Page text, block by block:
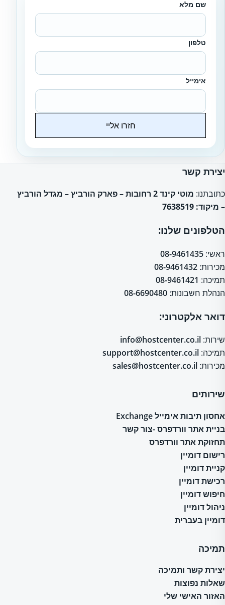
שם מלא
טלפון
אימייל
חזרו אליי
יצירת קשר
כתובתנו:
מוטי קינד 2 רחובות – פארק הורביץ – מגדל הורביץ
– מיקוד: 7638519
הטלפונים שלנו:
ראשי: 08-9461435
מכירות: 08-9461432
תמיכה: 08-9461421
הנהלת חשבונות: 08-6690480
דואר אלקטרוני:
שירות: info@hostcenter.co.il
תמיכה: support@hostcenter.co.il
מכירות: sales@hostcenter.co.il
שירותים
אחסון תיבות אימייל Exchange
בניית אתר וורדפרס -צור קשר
תחזוקת אתר וורדפרס
רישום דומיין
קניית דומיין
רכישת דומיין
חיפוש דומיין
ניהול דומיין
דומיין בעברית
תמיכה
יצירת קשר ותמיכה
שאלות נפוצות
האזור האישי שלי